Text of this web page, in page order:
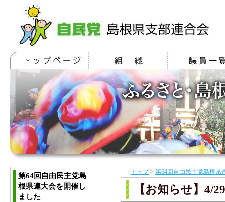
トップ> 第64回自由民主党島根県
【お知らせ】4/
第64回自由民主党島
根県連大会を開催し
ました